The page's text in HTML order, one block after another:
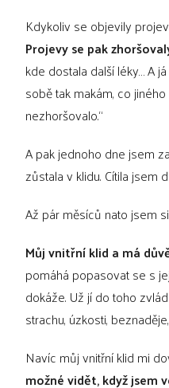
Kdykoliv se objevily
Projevy se pak
kde dostala další léky… A
sobě tak makám, co
nezhoršovalo.“
A pak jednoho dne jsem
zůstala v klidu. Cítila jsem
Až pár měsíců nato jsem
Můj vnitřní klid a má
pomáhá popasovat se s
dokáže. Už jí do toho
strachu, úzkosti,
Navíc můj vnitřní klid mi
možné vidět, když jsem